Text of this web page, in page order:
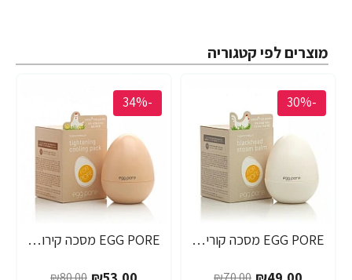
מוצרים לפי קטגוריה
-30%
EGG PORE מסכה קוריאנית לניקוי ראשים שחורים 30 גרם - מבית Tony Moly
-34%
EGG PORE מסכה קירור לכיווץ נקבוביות 30 גרם - מבית Tony Moly